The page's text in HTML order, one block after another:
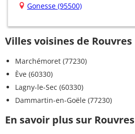
Gonesse (95500)
Villes voisines de Rouvres
Marchémoret (77230)
Ève (60330)
Lagny-le-Sec (60330)
Dammartin-en-Goële (77230)
En savoir plus sur Rouvres